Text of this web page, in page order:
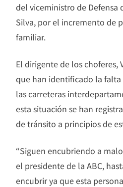
del viceministro de Defensa
Silva, por el incremento de
familiar.
El dirigente de los choferes,
que han identificado la
las carreteras
esta situación se han
de tránsito a principios de
“Siguen encubriendo a
el presidente de la ABC,
encubrir ya que esta